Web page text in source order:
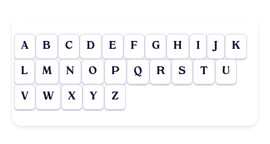
A B C D E F G H I J K
L M N O P Q R S T U
V W X Y Z